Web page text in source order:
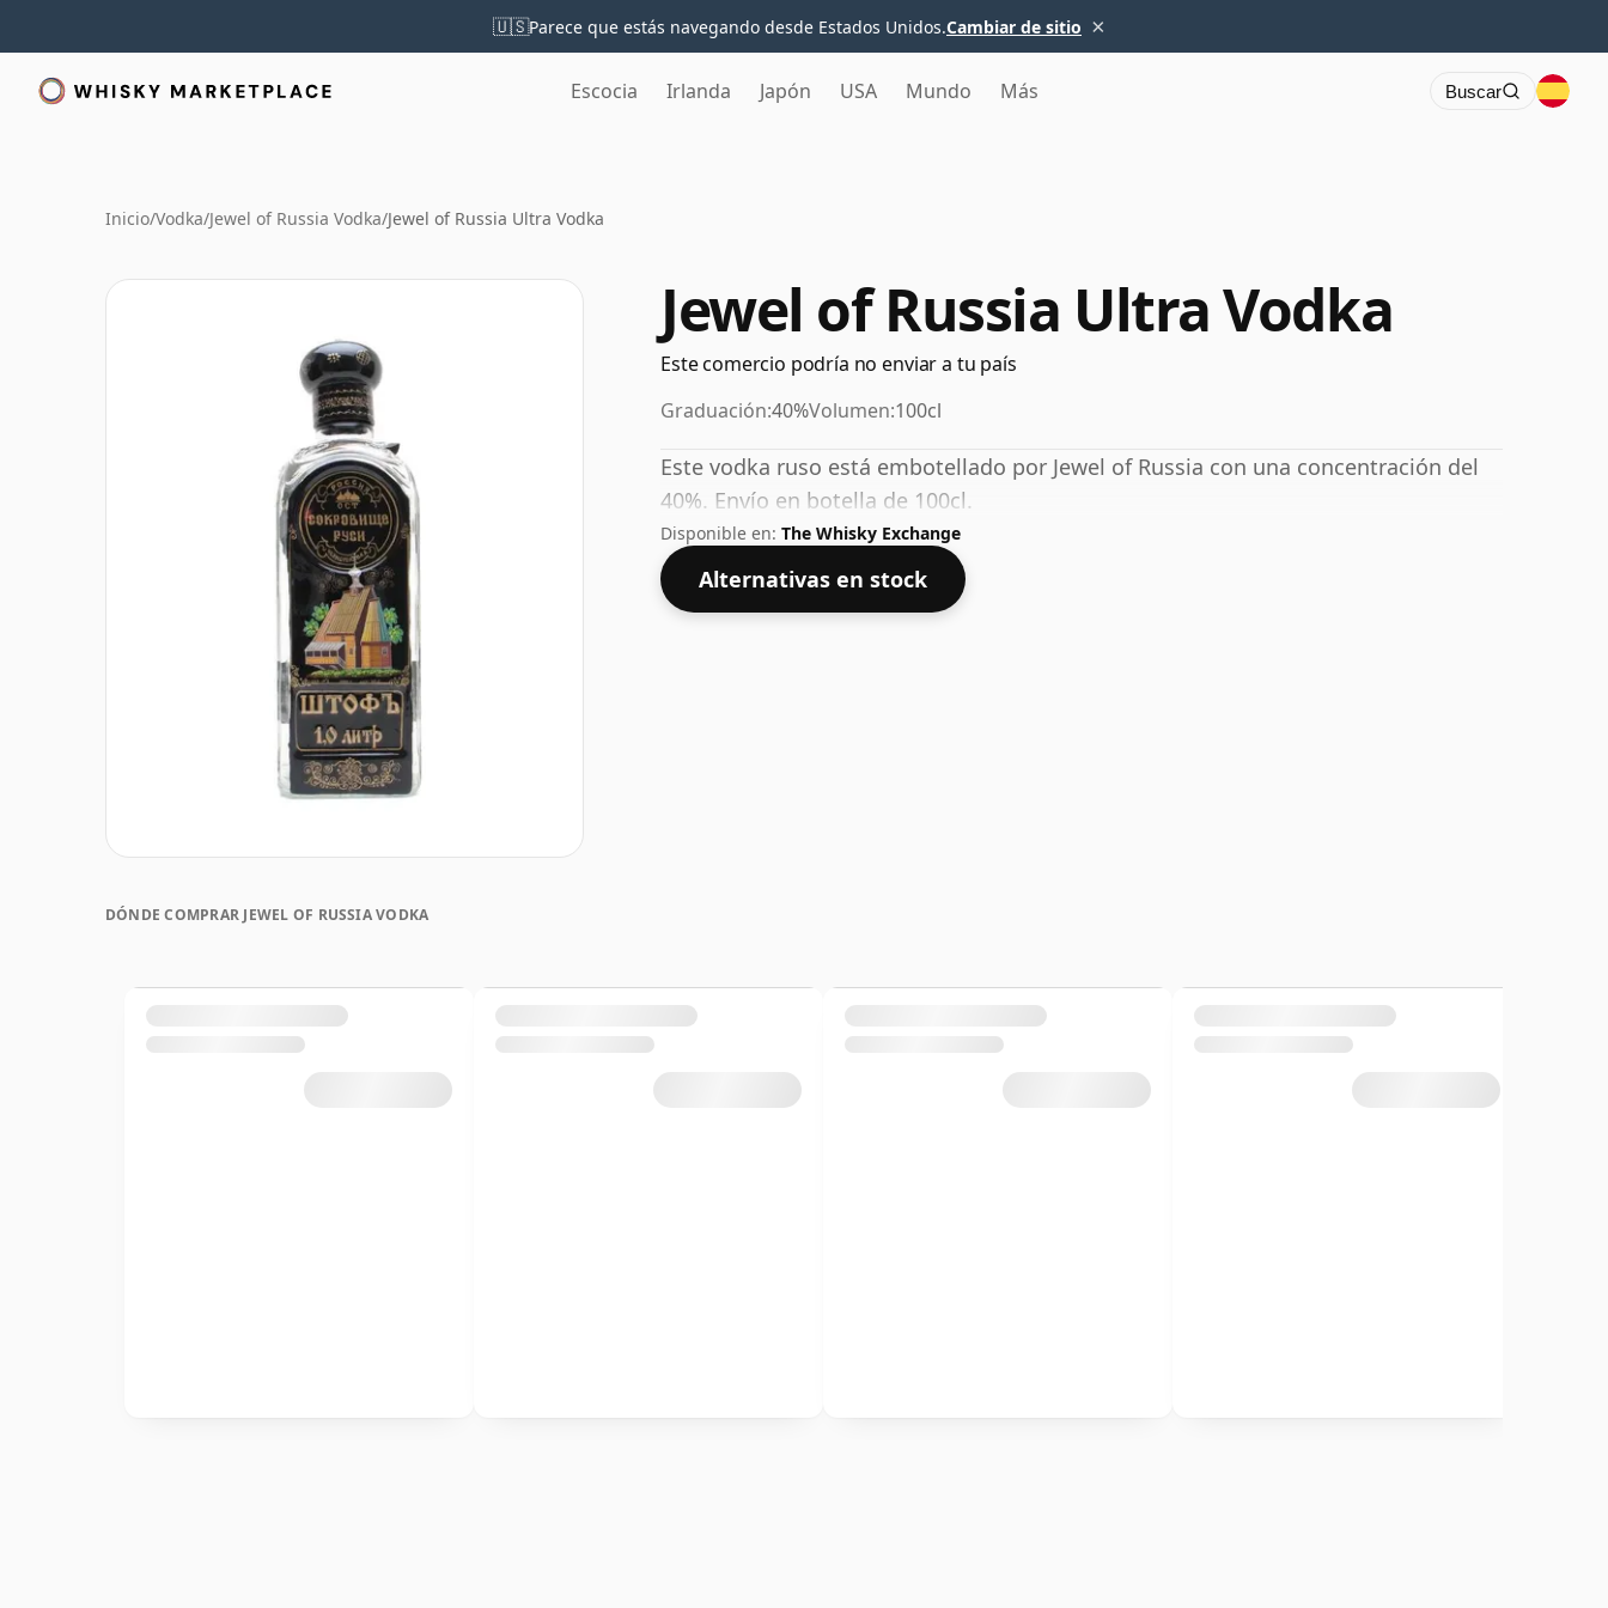
🇺🇸Parece que estás navegando desde Estados Unidos.Cambiar de sitio ×
Escocia Irlanda Japón USA Mundo Más Buscar
Inicio/Vodka/Jewel of Russia Vodka/Jewel of Russia Ultra Vodka
Jewel of Russia Ultra Vodka
Este comercio podría no enviar a tu país
Graduación:40%Volumen:100cl
Este vodka ruso está embotellado por Jewel of Russia con una concentración del
40%. Envío en botella de 100cl.
Disponible en: The Whisky Exchange
Alternativas en stock
DÓNDE COMPRAR JEWEL OF RUSSIA VODKA